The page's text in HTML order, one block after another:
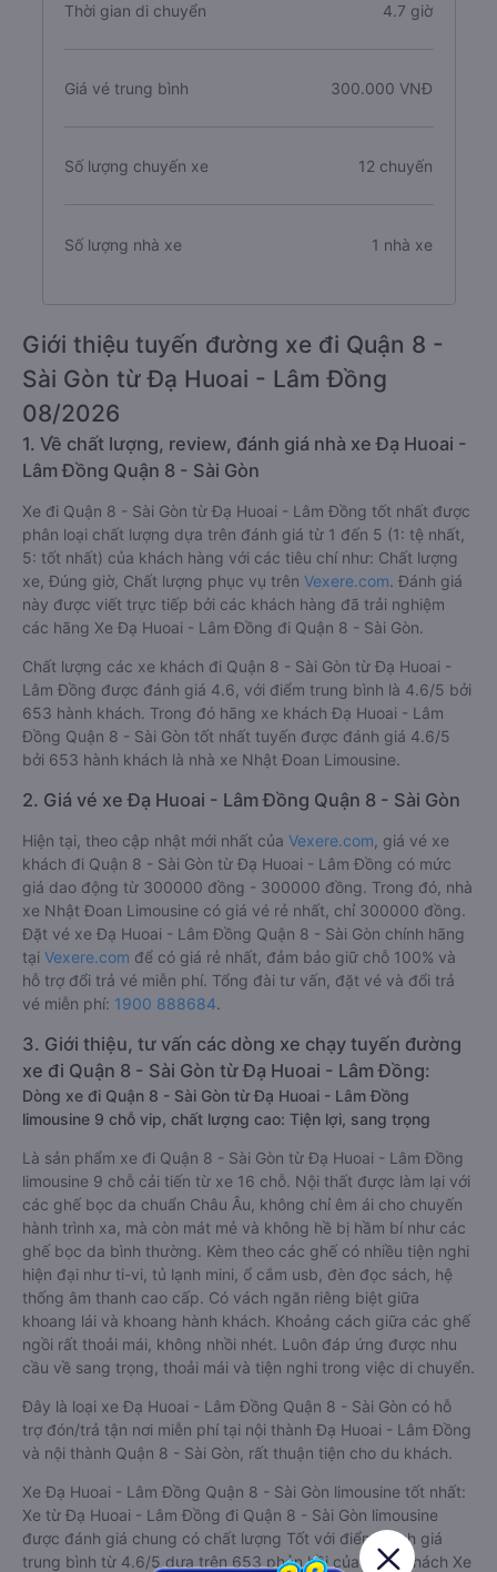
Thời gian di chuyển 4.7 giờ
Giá vé trung bình 300.000 VNĐ
Số lượng chuyến xe 12 chuyến
Số lượng nhà xe 1 nhà xe
Giới thiệu tuyến đường xe đi Quận 8 -
Sài Gòn từ Đạ Huoai - Lâm Đồng
08/2026
1. Về chất lượng, review, đánh giá nhà xe Đạ Huoai -
Lâm Đồng Quận 8 - Sài Gòn
Xe đi Quận 8 - Sài Gòn từ Đạ Huoai - Lâm Đồng tốt nhất được
phân loại chất lượng dựa trên đánh giá từ 1 đến 5 (1: tệ nhất,
5: tốt nhất) của khách hàng với các tiêu chí như: Chất lượng
xe, Đúng giờ, Chất lượng phục vụ trên Vexere.com. Đánh giá
này được viết trực tiếp bởi các khách hàng đã trải nghiệm
các hãng Xe Đạ Huoai - Lâm Đồng đi Quận 8 - Sài Gòn.
Chất lượng các xe khách đi Quận 8 - Sài Gòn từ Đạ Huoai -
Lâm Đồng được đánh giá 4.6, với điểm trung bình là 4.6/5 bởi
653 hành khách. Trong đó hãng xe khách Đạ Huoai - Lâm
Đồng Quận 8 - Sài Gòn tốt nhất tuyến được đánh giá 4.6/5
bởi 653 hành khách là nhà xe Nhật Đoan Limousine.
2. Giá vé xe Đạ Huoai - Lâm Đồng Quận 8 - Sài Gòn
Hiện tại, theo cập nhật mới nhất của Vexere.com , giá vé xe
khách đi Quận 8 - Sài Gòn từ Đạ Huoai - Lâm Đồng có mức
giá dao động từ 300000 đồng - 300000 đồng. Trong đó, nhà
xe Nhật Đoan Limousine có giá vé rẻ nhất, chỉ 300000 đồng.
Đặt vé xe Đạ Huoai - Lâm Đồng Quận 8 - Sài Gòn chính hãng
tại Vexere.com để có giá rẻ nhất, đảm bảo giữ chỗ 100% và
hỗ trợ đổi trả vé miễn phí. Tổng đài tư vấn, đặt vé và đổi trả
vé miễn phí: 1900 888684.
3. Giới thiệu, tư vấn các dòng xe chạy tuyến đường
xe đi Quận 8 - Sài Gòn từ Đạ Huoai - Lâm Đồng:
Dòng xe đi Quận 8 - Sài Gòn từ Đạ Huoai - Lâm Đồng
limousine 9 chỗ vip, chất lượng cao: Tiện lợi, sang trọng
Là sản phẩm xe đi Quận 8 - Sài Gòn từ Đạ Huoai - Lâm Đồng
limousine 9 chỗ cải tiến từ xe 16 chỗ. Nội thất được làm lại với
các ghế bọc da chuẩn Châu Âu, không chỉ êm ái cho chuyến
hành trình xa, mà còn mát mẻ và không hề bị hầm bí như các
ghế bọc da bình thường. Kèm theo các ghế có nhiều tiện nghi
hiện đại như ti-vi, tủ lạnh mini, ổ cắm usb, đèn đọc sách, hệ
thống âm thanh cao cấp. Có vách ngăn riêng biệt giữa
khoang lái và khoang hành khách. Khoảng cách giữa các ghế
ngồi rất thoải mái, không nhồi nhét. Luôn đáp ứng được nhu
cầu về sang trọng, thoải mái và tiện nghi trong việc di chuyển.
Đây là loại xe Đạ Huoai - Lâm Đồng Quận 8 - Sài Gòn có hỗ
trợ đón/trả tận nơi miễn phí tại nội thành Đạ Huoai - Lâm Đồng
và nội thành Quận 8 - Sài Gòn, rất thuận tiện cho du khách.
Xe Đạ Huoai - Lâm Đồng Quận 8 - Sài Gòn limousine tốt nhất:
Xe từ Đạ Huoai - Lâm Đồng đi Quận 8 - Sài Gòn limousine
được đánh giá chung có chất lượng Tốt với điểm đánh giá
trung bình từ 4.6/5 dựa trên 653 phản hồi của hành khách Xe